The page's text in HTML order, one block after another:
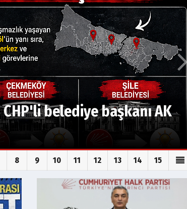
CHP'li belediye başkanı AK
8 9 10 11 12 13 14 15